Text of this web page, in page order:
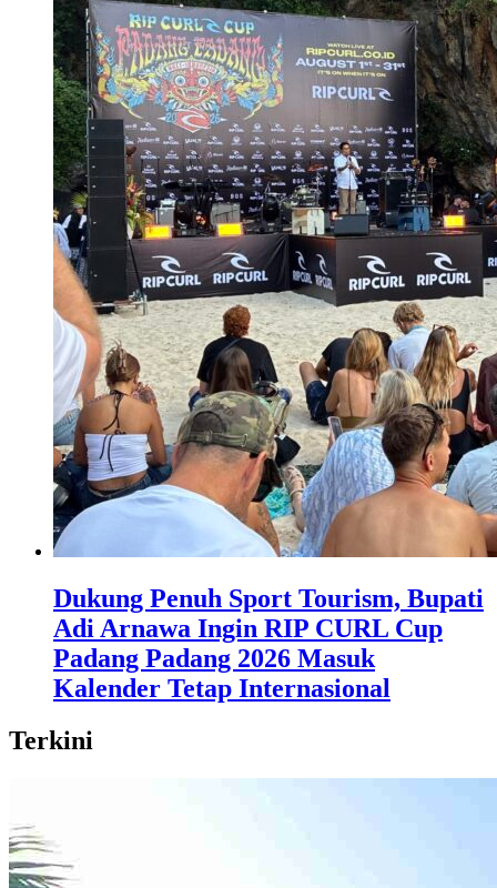
Dukung Penuh Sport Tourism, Bupati
Adi Arnawa Ingin RIP CURL Cup
Padang Padang 2026 Masuk
Kalender Tetap Internasional
Terkini